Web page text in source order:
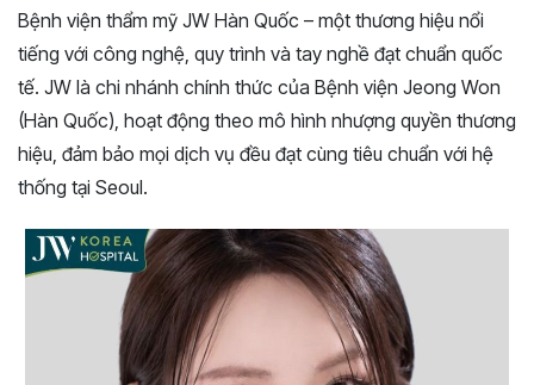
Bệnh viện thẩm mỹ JW Hàn Quốc – một thương hiệu nổi
tiếng với công nghệ, quy trình và tay nghề đạt chuẩn quốc
tế. JW là chi nhánh chính thức của Bệnh viện Jeong Won
(Hàn Quốc), hoạt động theo mô hình nhượng quyền thương
hiệu, đảm bảo mọi dịch vụ đều đạt cùng tiêu chuẩn với hệ
thống tại Seoul.